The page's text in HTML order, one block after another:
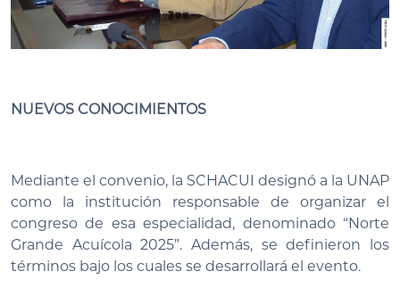
NUEVOS CONOCIMIENTOS
Mediante el convenio, la SCHACUI designó a la UNAP
como la institución responsable de organizar el
congreso de esa especialidad, denominado “Norte
Grande Acuícola 2025”. Además, se definieron los
términos bajo los cuales se desarrollará el evento.